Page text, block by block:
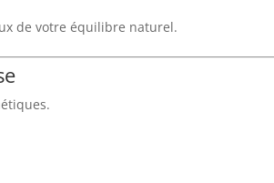
de votre équilibre naturel.